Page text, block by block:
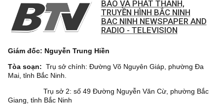
BÁO VÀ PHÁT THANH,
TRUYỀN HÌNH BẮC NINH
BAC NINH NEWSPAPER AND
RADIO - TELEVISION
Giám đốc: Nguyễn Trung Hiền
Tòa soạn: Trụ sở chính: Đường Võ Nguyên Giáp, phường Đa
Mai, tỉnh Bắc Ninh.
Trụ sở 2: số 49 Đường Nguyễn Văn Cừ, phường Bắc
Giang, tỉnh Bắc Ninh